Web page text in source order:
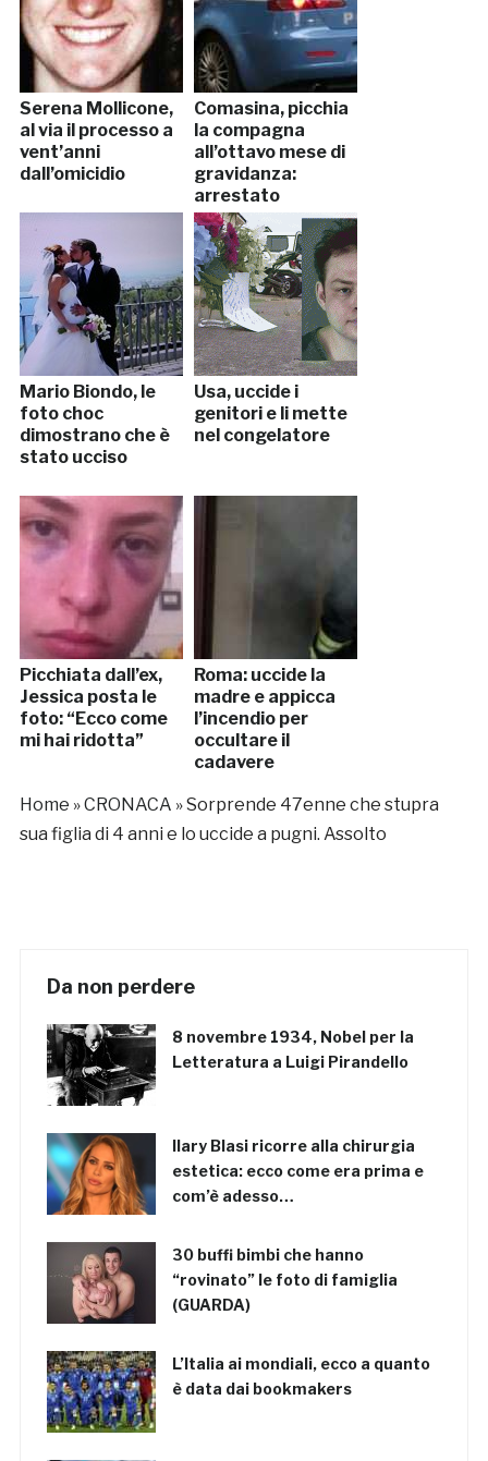
Serena Mollicone,
al via il processo a
vent’anni
dall’omicidio
Comasina, picchia
la compagna
all’ottavo mese di
gravidanza:
arrestato
Mario Biondo, le
foto choc
dimostrano che è
stato ucciso
Usa, uccide i
genitori e li mette
nel congelatore
Picchiata dall’ex,
Jessica posta le
foto: “Ecco come
mi hai ridotta”
Roma: uccide la
madre e appicca
l’incendio per
occultare il
cadavere
Home »CRONACA »Sorprende 47enne che stupra
sua figlia di 4 anni e lo uccide a pugni. Assolto
Da non perdere
8 novembre 1934, Nobel per la
Letteratura a Luigi Pirandello
Ilary Blasi ricorre alla chirurgia
estetica: ecco come era prima e
com’è adesso…
30 buffi bimbi che hanno
“rovinato” le foto di famiglia
(GUARDA)
L’Italia ai mondiali, ecco a quanto
è data dai bookmakers